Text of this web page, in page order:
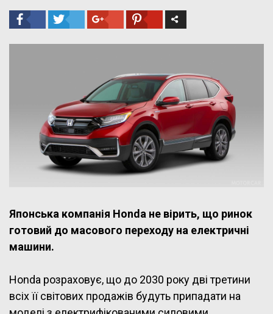
Японська компанія Honda не вірить, що ринок
готовий до масового переходу на електричні
машини.
Honda розраховує, що до 2030 року дві третини
всіх її світових продажів будуть припадати на